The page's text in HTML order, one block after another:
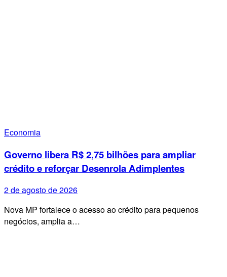
Economia
Governo libera R$ 2,75 bilhões para ampliar
crédito e reforçar Desenrola Adimplentes
2 de agosto de 2026
Nova MP fortalece o acesso ao crédito para pequenos
negócios, amplia a…